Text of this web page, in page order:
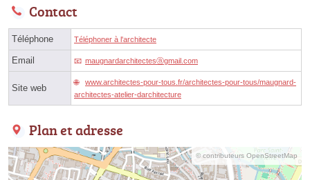
Contact
Téléphone Téléphoner à l'architecte
Email maugnardarchitectesⓐgmail.com
Site web
www.architectes-pour-tous.fr/architectes-pour-tous/maugnard-
architectes-atelier-darchitecture
Plan et adresse
© contributeurs OpenStreetMap